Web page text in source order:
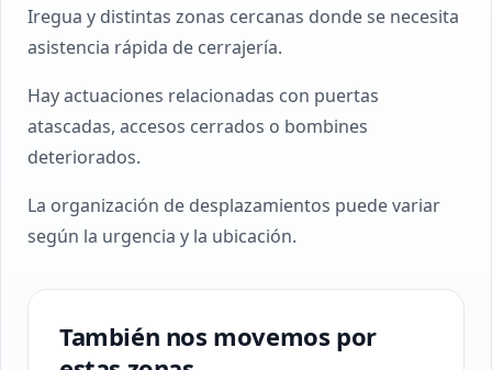
Iregua y distintas zonas cercanas donde se necesita
asistencia rápida de cerrajería.
Hay actuaciones relacionadas con puertas
atascadas, accesos cerrados o bombines
deteriorados.
La organización de desplazamientos puede variar
según la urgencia y la ubicación.
También nos movemos por